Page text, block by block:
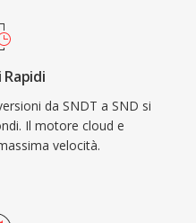
da SNDT a SND si
Il motore cloud e
velocità.